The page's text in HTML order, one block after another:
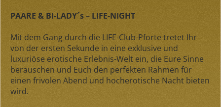
PAARE & BI-LADY´s – LIFE-NIGHT
Mit dem Gang durch die LIFE-Club-Pforte tretet Ihr
von der ersten Sekunde in eine exklusive und
luxuriöse erotische Erlebnis-Welt ein, die Eure Sinne
berauschen und Euch den perfekten Rahmen für
einen frivolen Abend und hocherotische Nacht bieten
wird.